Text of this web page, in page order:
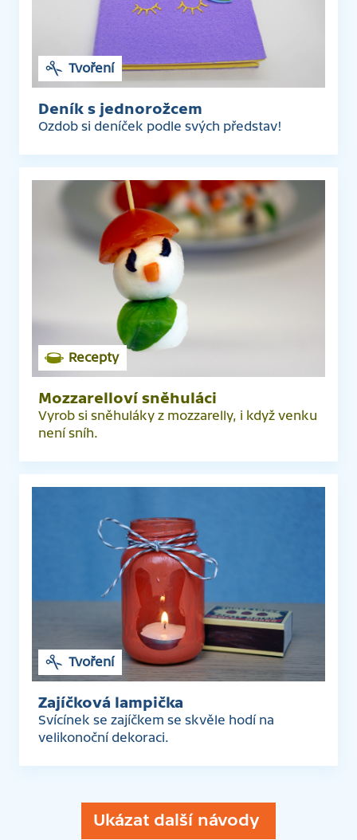
Tvoření
Deník s jednorožcem
Ozdob si deníček podle svých představ!
Recepty
Mozzarelloví sněhuláci
Vyrob si sněhuláky z mozzarelly, i když venku
není sníh.
Tvoření
Zajíčková lampička
Svícínek se zajíčkem se skvěle hodí na
velikonoční dekoraci.
Ukázat další návody